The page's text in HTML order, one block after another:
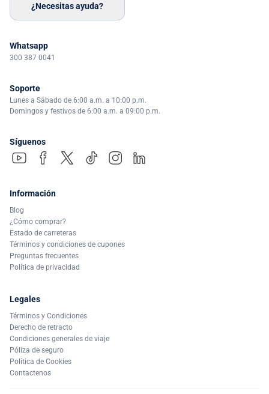
¿Necesitas ayuda?
Whatsapp
300 387 0041
Soporte
Lunes a Sábado de 6:00 a.m. a 10:00 p.m.
Domingos y festivos de 6:00 a.m. a 09:00 p.m.
Síguenos
Información
Blog
¿Cómo comprar?
Estado de carreteras
Términos y condiciones de cupones
Preguntas frecuentes
Política de privacidad
Legales
Términos y Condiciones
Derecho de retracto
Condiciones generales de viaje
Póliza de seguro
Política de Cookies
Contactenos